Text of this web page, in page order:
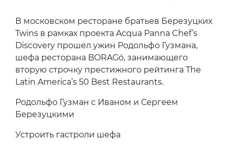
В московском ресторане братьев Березуцких
Twins в рамках проекта Acqua Panna Chef’s
Discovery прошел ужин Родольфо Гузмана,
шефа ресторана BORAGó, занимающего
вторую строчку престижного рейтинга The
Latin America’s 50 Best Restaurants.
Родольфо Гузман с Иваном и Сергеем
Березуцкими
Устроить гастроли шефа